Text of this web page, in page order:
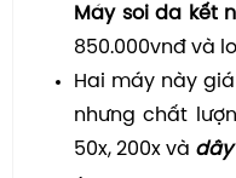
Máy soi da kết
850.000vnđ và
Hai máy này
nhưng chất
50x, 200x và dây